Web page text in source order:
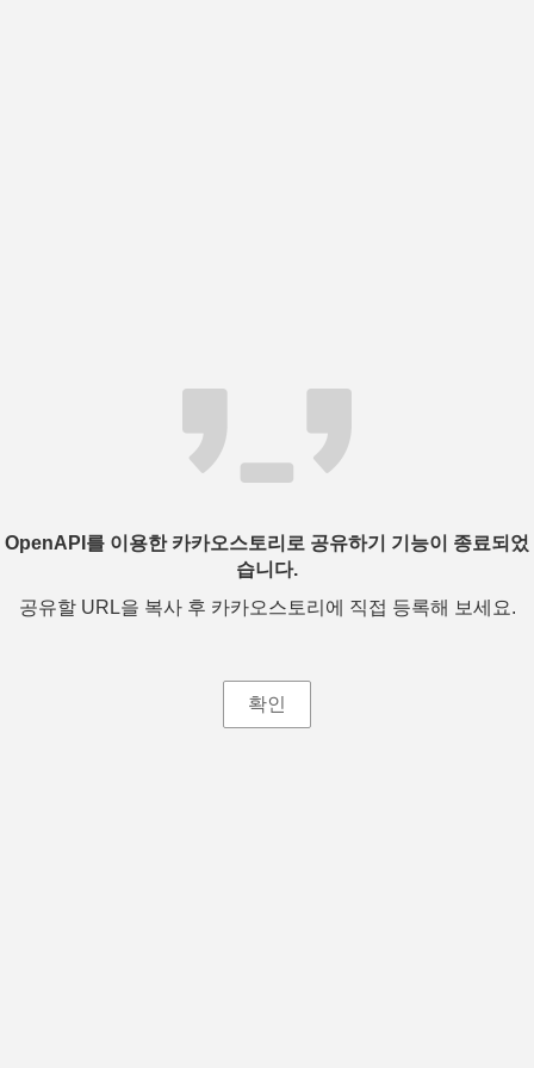
OpenAPI를 이용한 카카오스토리로 공유하기 기능이 종료되었
습니다.
공유할 URL을 복사 후 카카오스토리에 직접 등록해 보세요.
확인